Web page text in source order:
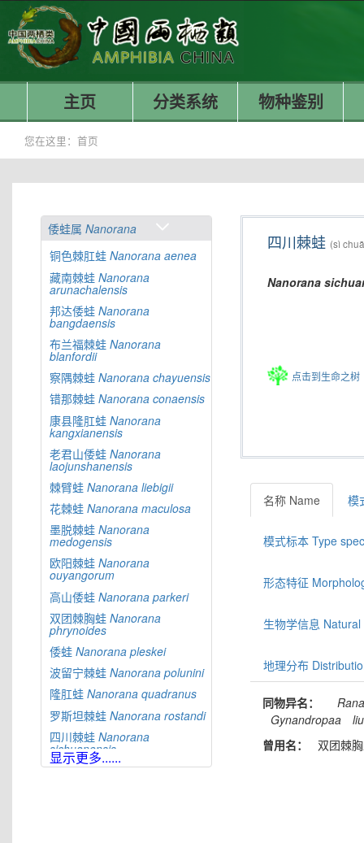
主页 分类系统 物种鉴别
您在这里： 首页
倭蛙属 Nanorana
铜色棘肛蛙 Nanorana aenea
藏南棘蛙 Nanorana
arunachalensis
邦达倭蛙 Nanorana
bangdaensis
布兰福棘蛙 Nanorana
blanfordii
察隅棘蛙 Nanorana chayuensis
错那棘蛙 Nanorana conaensis
康县隆肛蛙 Nanorana
kangxianensis
老君山倭蛙 Nanorana
laojunshanensis
棘臂蛙 Nanorana liebigii
花棘蛙 Nanorana maculosa
墨脱棘蛙 Nanorana
medogensis
欧阳棘蛙 Nanorana
ouyangorum
高山倭蛙 Nanorana parkeri
双团棘胸蛙 Nanorana
phrynoides
倭蛙 Nanorana pleskei
波留宁棘蛙 Nanorana polunini
隆肛蛙 Nanorana quadranus
罗斯坦棘蛙 Nanorana rostandi
四川棘蛙 Nanorana
sichuanensis
太行隆肛蛙Nanorana
显示更多......
四川棘蛙 (sì
Nanorana
点击到生命之树
名称 Name 模
模式标本 Type
形态特征
生物学信息
地理分布
同物异名：
Rana
Gynandropaa
曾用名：
双团棘